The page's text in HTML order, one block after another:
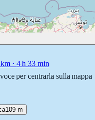
km · 4 h 33 min
per centrarla sulla mappa
109 m